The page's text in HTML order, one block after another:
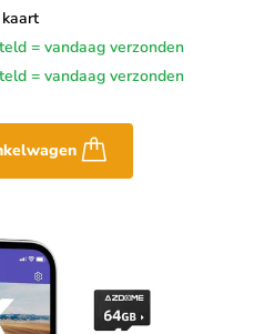
= vandaag verzonden
= vandaag verzonden